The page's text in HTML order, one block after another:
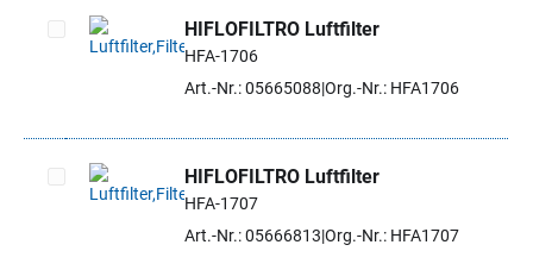
Artikel auswählen
HIFLOFILTRO Luftfilter
HFA-1706
Art.-Nr.: 05665088 Org.-Nr.: HFA1706
Artikel auswählen
HIFLOFILTRO Luftfilter
HFA-1707
Art.-Nr.: 05666813 Org.-Nr.: HFA1707